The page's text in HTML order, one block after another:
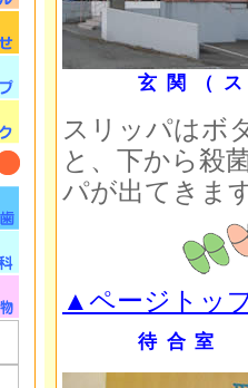
玄関（
スリッパはボ
と、下から殺
パが出てきま
▲ページトッ
待合室